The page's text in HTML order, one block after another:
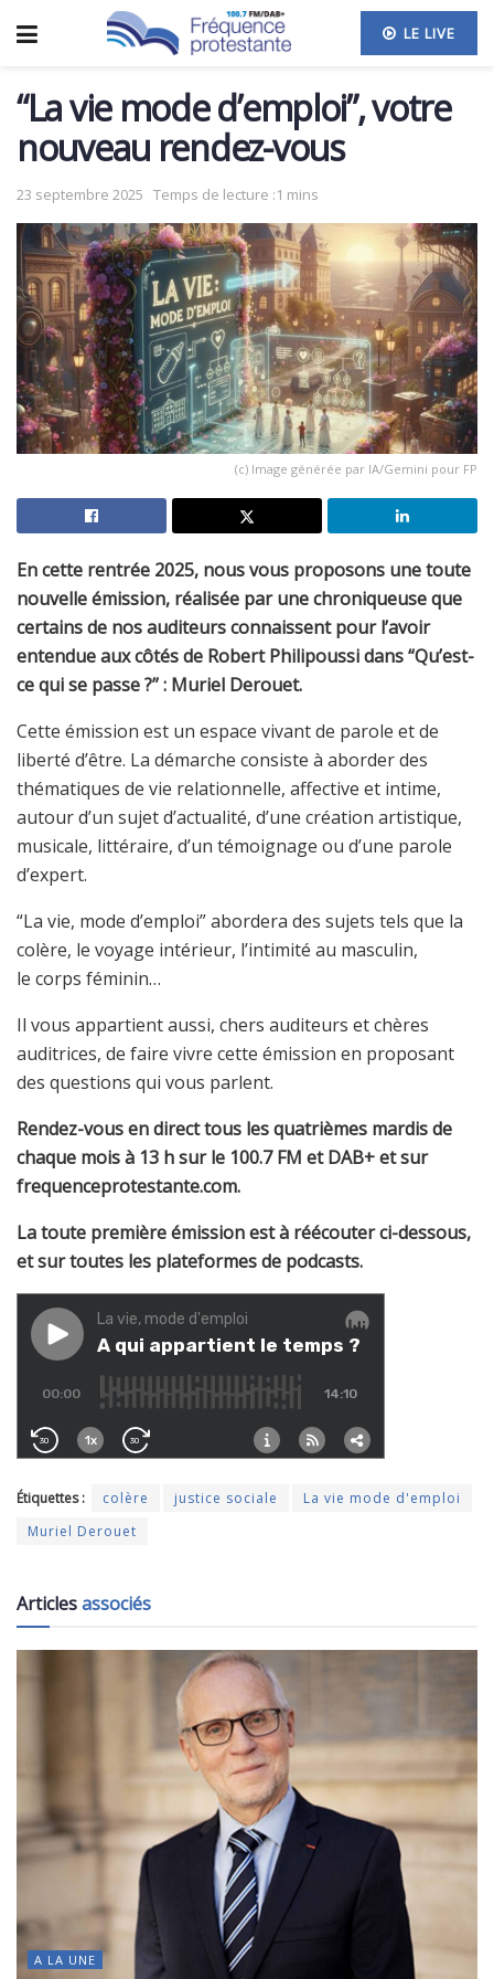
LE LIVE
“La vie mode d’emploi”, votre
nouveau rendez-vous
23 septembre 2025 Temps de lecture :1 mins
(c) Image générée par IA/Gemini pour FP
En cette rentrée 2025, nous vous proposons une toute
nouvelle émission, réalisée par une chroniqueuse que
certains de nos auditeurs connaissent pour l’avoir
entendue aux côtés de Robert Philipoussi dans “Qu’est-
ce qui se passe ?” : Muriel Derouet.
Cette émission est un espace vivant de parole et de
liberté d’être. La démarche consiste à aborder des
thématiques de vie relationnelle, affective et intime,
autour d’un sujet d’actualité, d’une création artistique,
musicale, littéraire, d’un témoignage ou d’une parole
d’expert.
“La vie, mode d’emploi” abordera des sujets tels que la
colère, le voyage intérieur, l’intimité au masculin,
le corps féminin…
Il vous appartient aussi, chers auditeurs et chères
auditrices, de faire vivre cette émission en proposant
des questions qui vous parlent.
Rendez-vous en direct tous les quatrièmes mardis de
chaque mois à 13 h sur le 100.7 FM et DAB+ et sur
frequenceprotestante.com.
La toute première émission est à réécouter ci-dessous,
et sur toutes les plateformes de podcasts.
Étiquettes : colère justice sociale
La vie mode d'emploi
Muriel Derouet
Articlesassociés
A LA UNE